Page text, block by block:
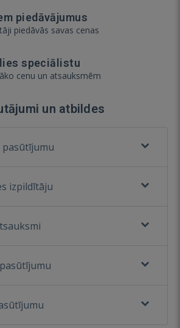
piedāvājumus
piedāvās savas cenas
speciālistu
cenu un atsauksmēm
un atbildes
pasūtījumu
izpildītāju